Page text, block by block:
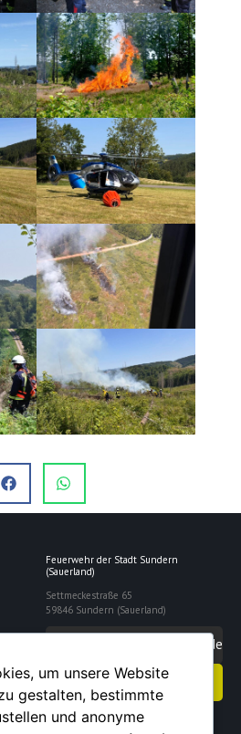
Feuerwehr der Stadt Sundern
(Sauerland)
Settmeckestraße 65
59846 Sundern (Sauerland)
info@feuerwehrsundern.de
Kontakt aufnehmen
um unsere Website
gestalten, bestimmte
und anonyme